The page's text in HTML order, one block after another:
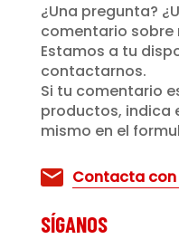
¿Una pregunta?
comentario
Estamos a tu
contactarnos.
Si tu comentario
productos, indica
mismo en el
Contacta
SÍGANOS